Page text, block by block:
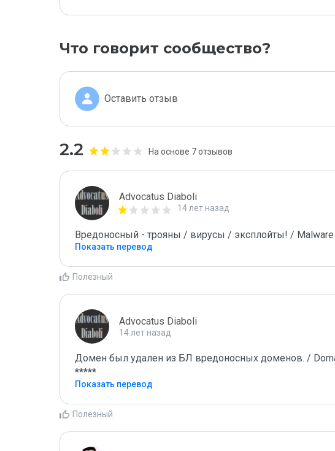
Что говорит сообщество?
Оставить отзыв
2.2 На основе 7 отзывов
Advocatus Diaboli
14 лет назад
Вредоносный - трояны / вирусы / эксплойты! /
Показать перевод
Полезный
Advocatus Diaboli
14 лет назад
Домен был удален из БЛ вредоносных доменов. /
*****
Показать перевод
Полезный